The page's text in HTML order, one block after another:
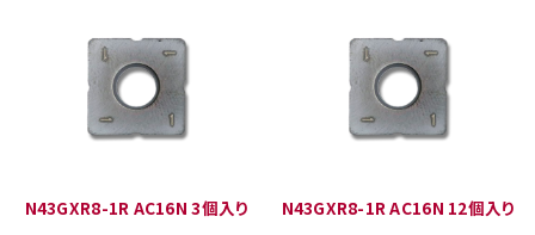
N43GXR8-1R AC16N 3個入り N43GXR8-1R AC16N 12個入り